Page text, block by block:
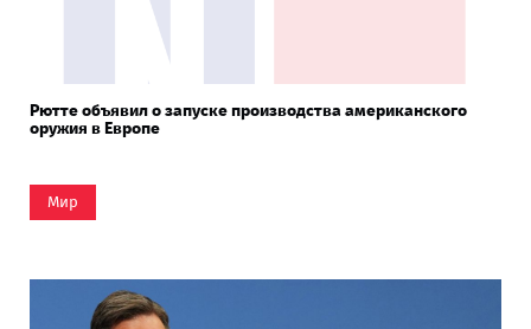
Рютте объявил о запуске производства американского
оружия в Европе
Мир